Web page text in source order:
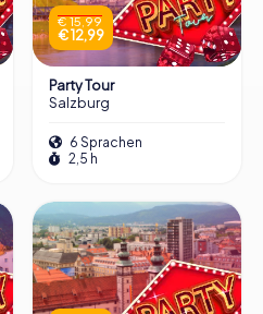
€ 15,99
€ 12,99
Party Tour
Salzburg
6 Sprachen
2,5 h